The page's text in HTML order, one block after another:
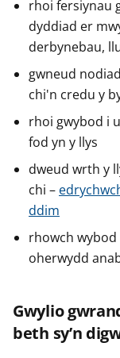
rhoi fersiynau
dyddiad er
derbynebau,
gwneud
chi'n credu y
rhoi gwybod i
fod yn y llys
dweud wrth y
chi –
ddim
rhowch wybod
oherwydd
Gwylio
beth sy’n